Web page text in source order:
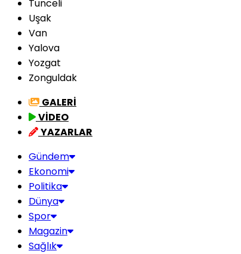
Tunceli
Uşak
Van
Yalova
Yozgat
Zonguldak
GALERİ
VİDEO
YAZARLAR
Gündem
Ekonomi
Politika
Dünya
Spor
Magazin
Sağlık